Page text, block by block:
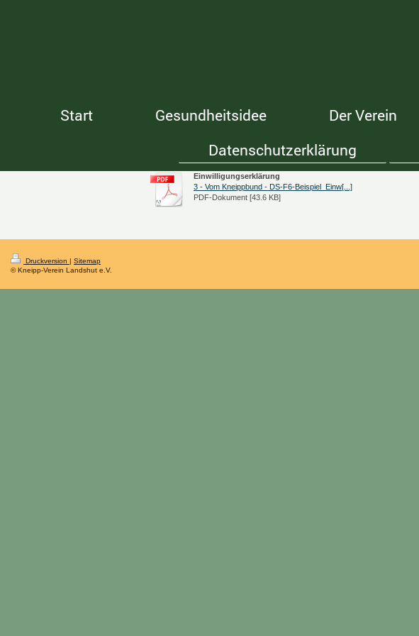
Start Gesundheitsidee Der Verein
Datenschutzerklärung
Einwilligungserklärung
3 - Vom Kneippbund - DS-F6-Beispiel_Einw[...]
PDF-Dokument [43.6 KB]
Druckversion | Sitemap
© Kneipp-Verein Landshut e.V.